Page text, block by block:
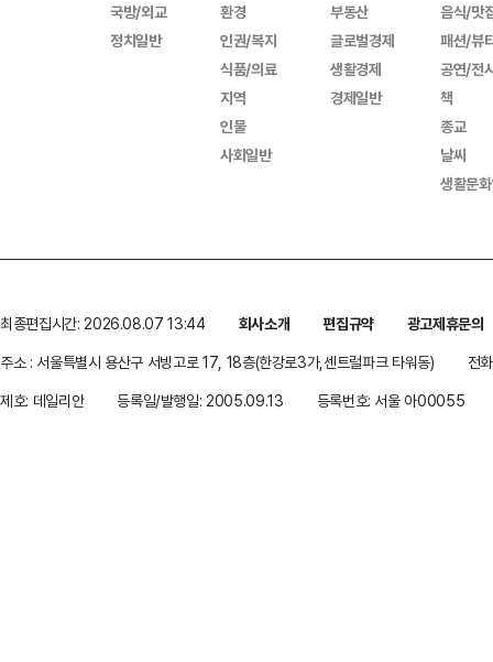
국방/외교
정치일반
환경
인권/복지
식품/의료
지역
인물
사회일반
부동산
글로벌경제
생활경제
경제일반
음식/맛
패션/뷰
공연/전
책
종교
날씨
생활문
최종편집시간: 2026.08.07 13:44 회사소개 편집규약
광고제휴문의
주소 : 서울특별시 용산구 서빙고로 17, 18층(한강로3가,센트럴파크 타워동)
전
제호: 데일리안
등록일/발행일: 2005.09.13 등록번호: 서울 아00055